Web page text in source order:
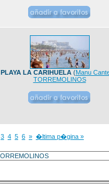
PLAYA LA CARIHUELA (Manu
TORREMOLINOS
3 4 5 6 » �ltima p�gina »